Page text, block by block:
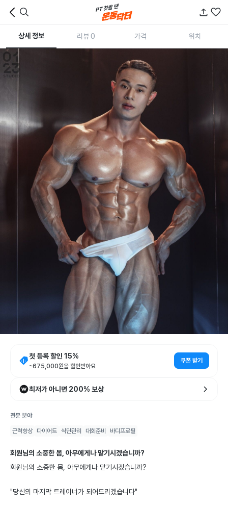
상세 정보 리뷰 0 가격 위치
짐타임 성수역점
👏 최근 한 달간 354명 관심
첫 등록 할인 15%
~675,000원을 할인받아요
쿠폰 받기
최저가 아니면 200% 보상
전문 분야
근력향상 다이어트 식단관리 대회준비 바디프로필
회원님의 소중한 몸, 아무에게나 맡기시겠습니까?
회원님의 소중한 몸, 아무에게나 맡기시겠습니까?
"당신의 마지막 트레이너가 되어드리겠습니다"